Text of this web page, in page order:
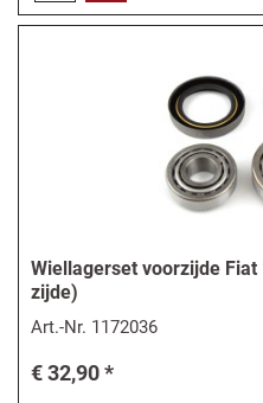
Wiellagerset voorzijde Fiat
zijde)
Art.-Nr. 1172036
€ 32,90 *